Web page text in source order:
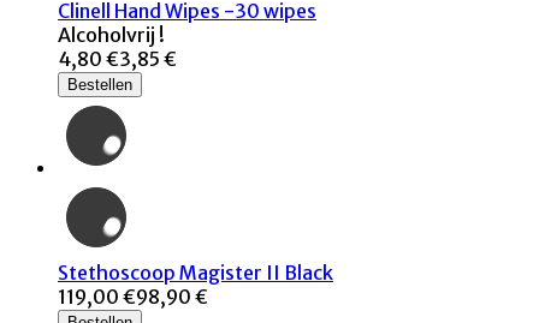
Clinell Hand Wipes -30 wipes
Alcoholvrij !
4,80 €3,85 €
Bestellen
Stethoscoop Magister II Black
119,00 €98,90 €